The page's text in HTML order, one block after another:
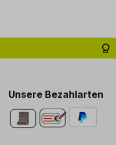
Unsere Bezahlarten